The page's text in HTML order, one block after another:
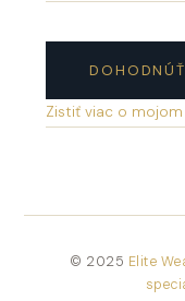
Zistiť viac o
© 2025 Elite